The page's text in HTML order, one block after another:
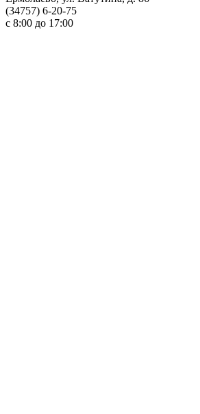
(34757) 6-20-75
с 8:00 до 17:00